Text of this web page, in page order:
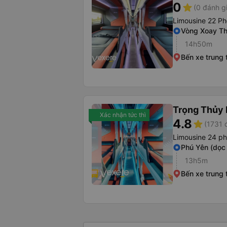
0star (0 đánh
Limousine 22
Vòng Xoay
14h50m
Bến xe trung
Xác nhận tức thì Trọng Thủy
4.8star (1731
Limousine 24
Phú Yên (dọc
13h5m
Bến xe trung